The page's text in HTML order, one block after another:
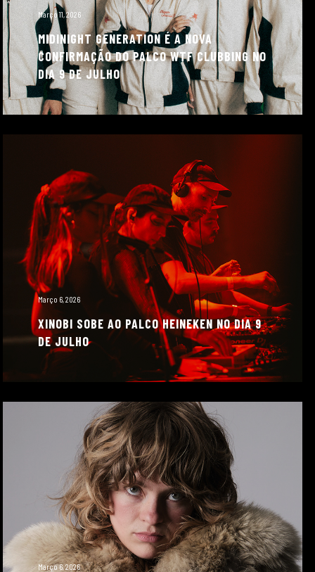
Março 11, 2026
MIDINIGHT GENERATION É A NOVA
CONFIRMAÇÃO DO PALCO WTF CLUBBING NO
DIA 9 DE JULHO
Março 6, 2026
XINOBI SOBE AO PALCO HEINEKEN NO DIA 9
DE JULHO
Março 6, 2026